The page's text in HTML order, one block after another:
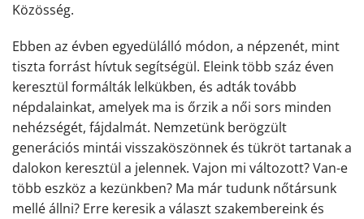
Közösség.
Ebben az évben egyedülálló módon, a népzenét, mint
tiszta forrást hívtuk segítségül. Eleink több száz éven
keresztül formálták lelkükben, és adták tovább
népdalainkat, amelyek ma is őrzik a női sors minden
nehézségét, fájdalmát. Nemzetünk berögzült
generációs mintái visszaköszönnek és tükröt tartanak a
dalokon keresztül a jelennek. Vajon mi változott? Van-e
több eszköz a kezünkben? Ma már tudunk nőtársunk
mellé állni? Erre keresik a választ szakembereink és